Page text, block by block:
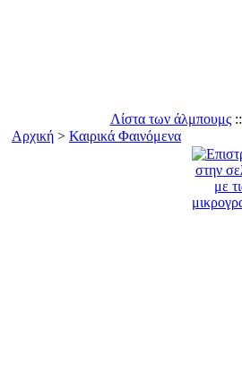
Λίστα των άλμπουμς::
Αρχική > Καιρικά Φαινόμενα